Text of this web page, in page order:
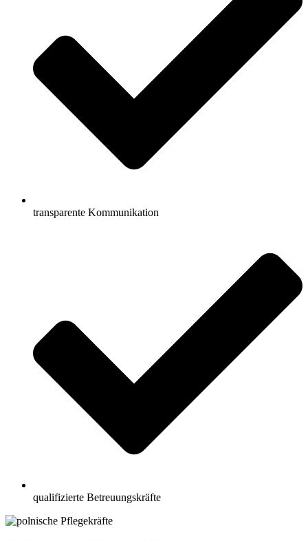
transparente Kommunikation
qualifizierte Betreuungskräfte